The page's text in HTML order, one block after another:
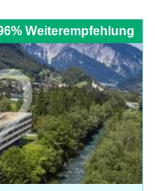
Weiterempfehlung